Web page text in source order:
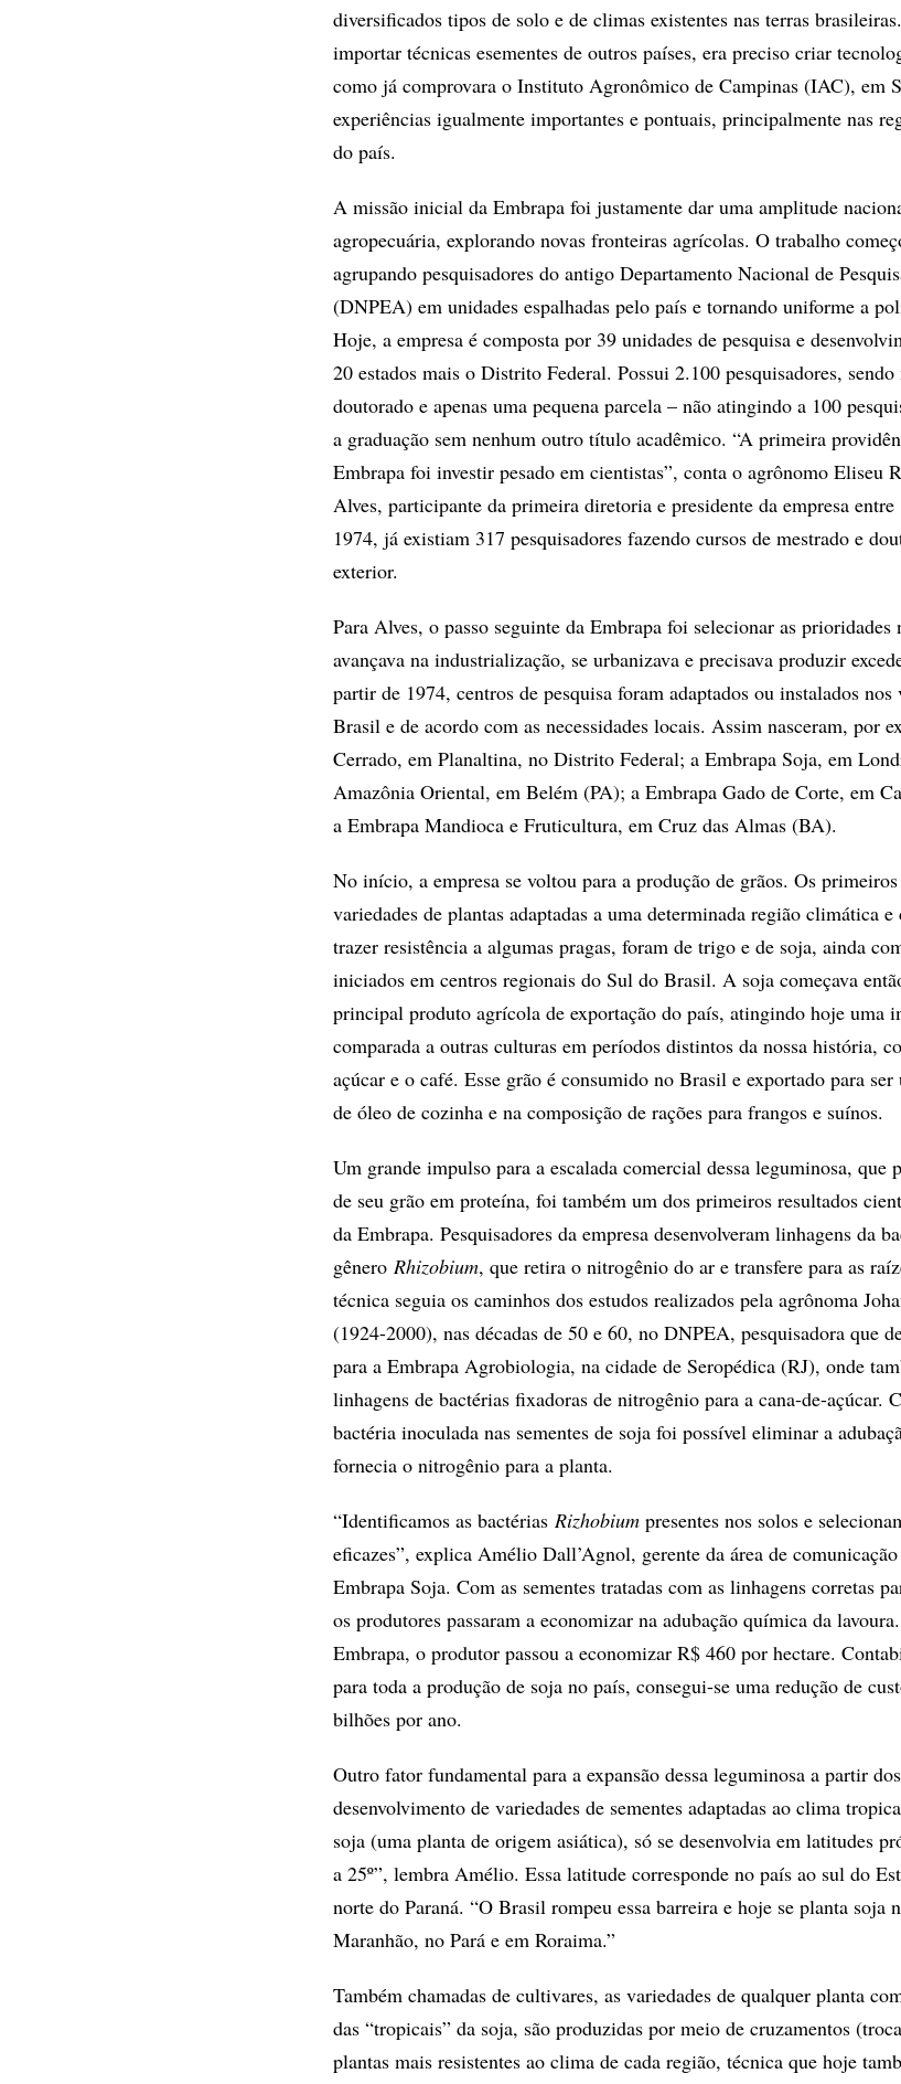
diversificados tipos de solo e de climas existentes nas terras
importar técnicas esementes de outros países, era preciso criar
como já comprovara o Instituto Agronômico de Campinas (IAC), em
experiências igualmente importantes e pontuais, principalmente nas
do país.
A missão inicial da Embrapa foi justamente dar uma amplitude
agropecuária, explorando novas fronteiras agrícolas. O trabalho
agrupando pesquisadores do antigo Departamento Nacional de
(DNPEA) em unidades espalhadas pelo país e tornando uniforme a
Hoje, a empresa é composta por 39 unidades de pesquisa e
20 estados mais o Distrito Federal. Possui 2.100 pesquisadores,
doutorado e apenas uma pequena parcela – não atingindo a 100
a graduação sem nenhum outro título acadêmico. “A primeira
Embrapa foi investir pesado em cientistas”, conta o agrônomo Eliseu
Alves, participante da primeira diretoria e presidente da empresa
1974, já existiam 317 pesquisadores fazendo cursos de mestrado e
exterior.
Para Alves, o passo seguinte da Embrapa foi selecionar as prioridades
avançava na industrialização, se urbanizava e precisava produzir
partir de 1974, centros de pesquisa foram adaptados ou instalados
Brasil e de acordo com as necessidades locais. Assim nasceram, por
Cerrado, em Planaltina, no Distrito Federal; a Embrapa Soja, em
Amazônia Oriental, em Belém (PA); a Embrapa Gado de Corte, em
a Embrapa Mandioca e Fruticultura, em Cruz das Almas (BA).
No início, a empresa se voltou para a produção de grãos. Os
variedades de plantas adaptadas a uma determinada região climática
trazer resistência a algumas pragas, foram de trigo e de soja, ainda
iniciados em centros regionais do Sul do Brasil. A soja começava
principal produto agrícola de exportação do país, atingindo hoje uma
comparada a outras culturas em períodos distintos da nossa história,
açúcar e o café. Esse grão é consumido no Brasil e exportado para ser
de óleo de cozinha e na composição de rações para frangos e suínos.
Um grande impulso para a escalada comercial dessa leguminosa, que
de seu grão em proteína, foi também um dos primeiros resultados
da Embrapa. Pesquisadores da empresa desenvolveram linhagens da
gênero Rhizobium, que retira o nitrogênio do ar e transfere para as
técnica seguia os caminhos dos estudos realizados pela agrônoma
(1924-2000), nas décadas de 50 e 60, no DNPEA, pesquisadora que
para a Embrapa Agrobiologia, na cidade de Seropédica (RJ), onde
linhagens de bactérias fixadoras de nitrogênio para a cana-de-açúcar.
bactéria inoculada nas sementes de soja foi possível eliminar a
fornecia o nitrogênio para a planta.
“Identificamos as bactérias Rizhobium presentes nos solos e
eficazes”, explica Amélio Dall’Agnol, gerente da área de
Embrapa Soja. Com as sementes tratadas com as linhagens corretas
os produtores passaram a economizar na adubação química da
Embrapa, o produtor passou a economizar R$ 460 por hectare.
para toda a produção de soja no país, consegui-se uma redução de
bilhões por ano.
Outro fator fundamental para a expansão dessa leguminosa a partir
desenvolvimento de variedades de sementes adaptadas ao clima
soja (uma planta de origem asiática), só se desenvolvia em latitudes
a 25º”, lembra Amélio. Essa latitude corresponde no país ao sul do
norte do Paraná. “O Brasil rompeu essa barreira e hoje se planta soja
Maranhão, no Pará e em Roraima.”
Também chamadas de cultivares, as variedades de qualquer planta
das “tropicais” da soja, são produzidas por meio de cruzamentos
plantas mais resistentes ao clima de cada região, técnica que hoje